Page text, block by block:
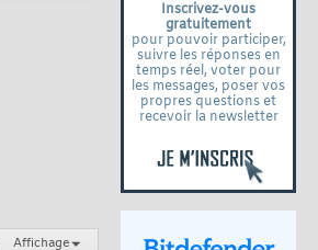
Inscrivez-vous
gratuitement
pour pouvoir participer,
suivre les réponses en
temps réel, voter pour
les messages, poser vos
propres questions et
recevoir la newsletter
Affichage